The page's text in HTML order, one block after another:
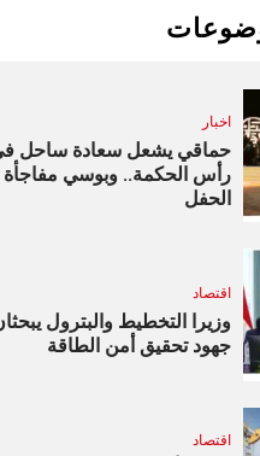
جهازًا مثاليًا للشباب
اخبار
حماقي يشعل سعادة ساحل
رأس الحكمة.. وبوسي مفاجأة
الحفل
اقتصاد
وزيرا التخطيط والبترول
جهود تحقيق أمن الطاقة
اقتصاد